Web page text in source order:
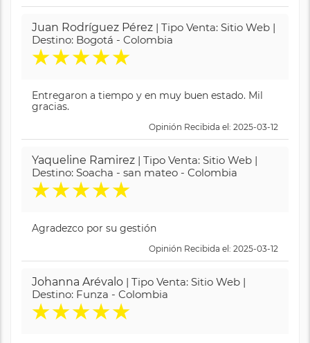
Juan Rodríguez Pérez | Tipo Venta: Sitio Web |
Destino: Bogotá - Colombia
★★★★★
Entregaron a tiempo y en muy buen estado. Mil
gracias.
Opinión Recibida el: 2025-03-12
Yaqueline Ramirez | Tipo Venta: Sitio Web |
Destino: Soacha - san mateo - Colombia
★★★★★
Agradezco por su gestión
Opinión Recibida el: 2025-03-12
Johanna Arévalo | Tipo Venta: Sitio Web |
Destino: Funza - Colombia
★★★★★